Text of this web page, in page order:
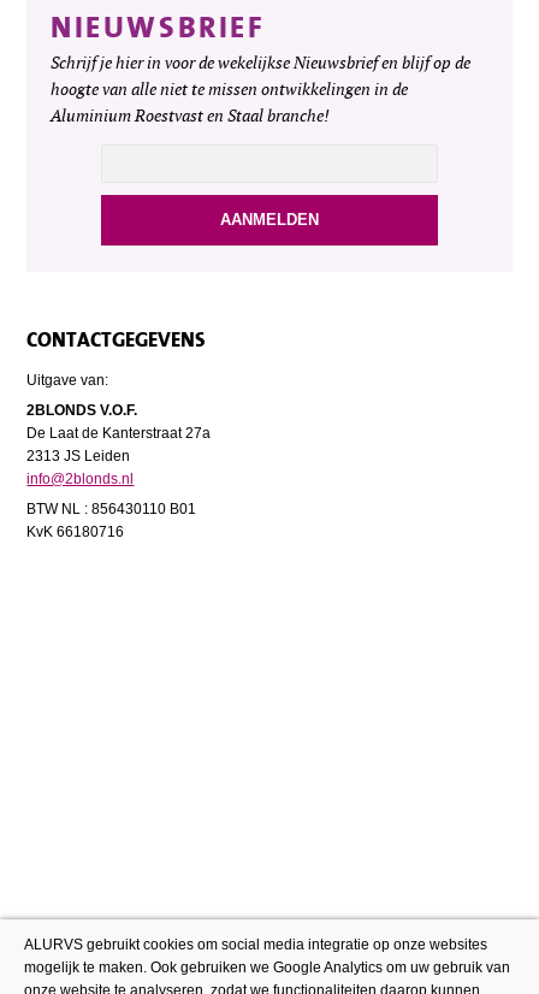
NIEUWSBRIEF
Schrijf je hier in voor de wekelijkse Nieuwsbrief en blijf op de
hoogte van alle niet te missen ontwikkelingen in de
Aluminium Roestvast en Staal branche!
CONTACTGEGEVENS
Uitgave van:
2BLONDS V.O.F.
De Laat de Kanterstraat 27a
2313 JS Leiden
info@2blonds.nl
BTW NL : 856430110 B01
KvK 66180716
ALURVS gebruikt cookies om social media integratie op onze websites
mogelijk te maken. Ook gebruiken we Google Analytics om uw gebruik van
onze website te analyseren, zodat we functionaliteiten daarop kunnen